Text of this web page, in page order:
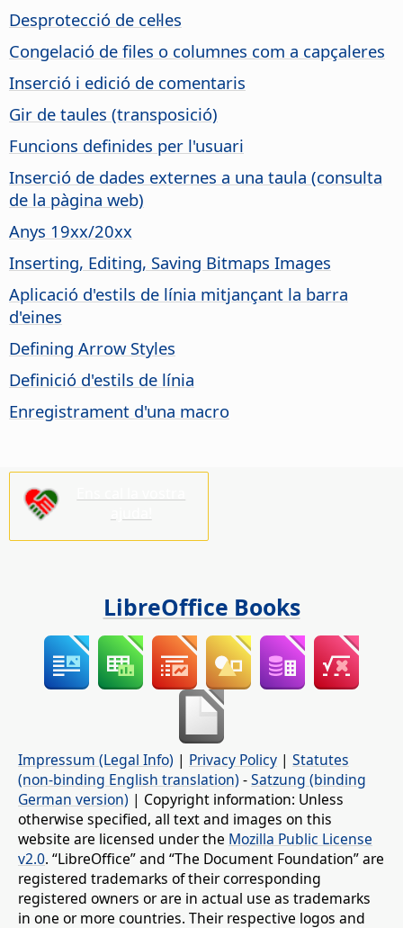
Desprotecció de cel·les
Congelació de files o columnes com a capçaleres
Inserció i edició de comentaris
Gir de taules (transposició)
Funcions definides per l'usuari
Inserció de dades externes a una taula (consulta
de la pàgina web)
Anys 19xx/20xx
Inserting, Editing, Saving Bitmaps Images
Aplicació d'estils de línia mitjançant la barra
d'eines
Defining Arrow Styles
Definició d'estils de línia
Enregistrament d'una macro
LibreOffice Books
Impressum (Legal Info) | Privacy Policy | Statutes
(non-binding English translation) -Satzung (binding
German version) | Copyright information: Unless
otherwise specified, all text and images on this
website are licensed under the Mozilla Public License
v2.0. “LibreOffice” and “The Document Foundation” are
registered trademarks of their corresponding
registered owners or are in actual use as trademarks
in one or more countries. Their respective logos and